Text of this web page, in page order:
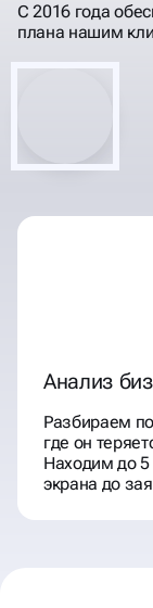
С 2016 года
плана нашим
Анализ
Разбираем
где он
Находим до 5
экрана до